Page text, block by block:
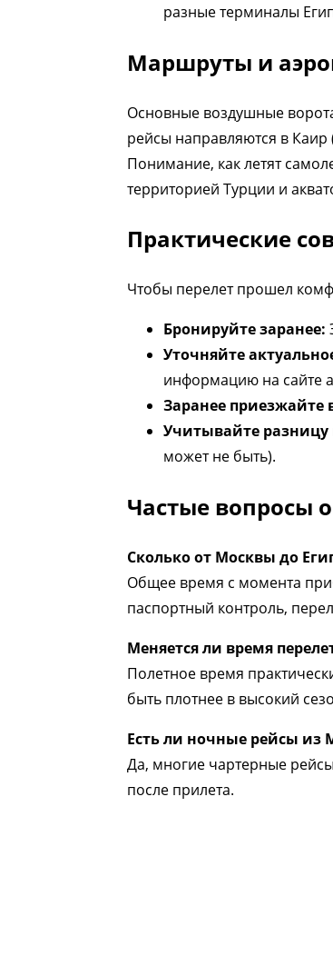
разные терминалы
Маршруты и
Основные воздушные
рейсы направляются в Каир
Понимание, как летят
территорией Турции и
Практические
Чтобы перелет прошел
Бронируйте заранее:
Уточняйте
информацию на сайте
Заранее приезжайте
Учитывайте разницу
может не быть).
Частые вопросы
Сколько от Москвы до
Общее время с момента
паспортный контроль,
Меняется ли время
Полетное время
быть плотнее в высокий
Есть ли ночные рейсы из
Да, многие чартерные
после прилета.